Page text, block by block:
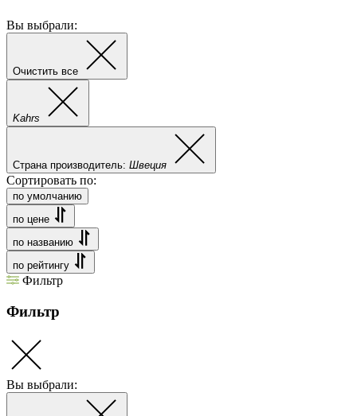
Вы выбрали:
Очистить все
Kahrs
Страна производитель: Швеция
Сортировать по:
по умолчанию
по цене
по названию
по рейтингу
Фильтр
Фильтр
Вы выбрали: